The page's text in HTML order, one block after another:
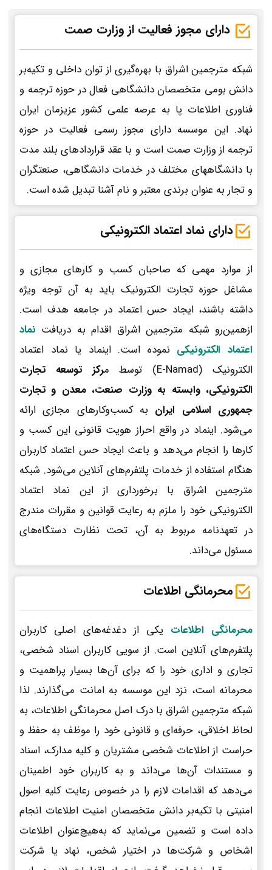
دارای مجوز فعالیت از وزارت صمت
شبکه مترجمین اشراق با بهره‌گیری از توان داخلی و تکیه‌بر
دانش بومی متخصصان دانشگاهی فعال در حوزه ترجمه و
فناوری اطلاعات پا به عرصه علمی کشور عزیزمان ایران
نهاد. این موسسه دارای مجوز رسمی فعالیت در حوزه
ترجمه از وزارت صمت است و با عقد قراردادهای بلند مدت
با دانشگاههای مختلف در خدمات دانشگاهی، صنعتگران
و تجار به عنوان برندی معتبر و نام آشنا تبدیل شده است.
دارای نماد اعتماد الکترونیکی
از موارد مهمی که صاحبان کسب و کارهای مجازی و
مشاغل حوزه تجارت الکترونیک باید به آن توجه ویژه
داشته باشند، ایجاد حس اعتماد در جامعه هدف است.
ازهمین‌رو شبکه مترجمین اشراق اقدام به دریافت نماد
اعتماد الکترونیکی نموده است. اینماد یا نماد اعتماد
الکترونیک (E-Namad) توسط م
رکز توسعه تجارت
الکترونیکی، وابسته به وزارت صنعت، معدن و تجارت
جمهوری اسلامی ایران به کسب‌وکارهای مجازی ارائه
می‌شود. اینماد در واقع احراز هویت قانونی این کسب و
کارها را انجام می‌دهد و باعث ایجاد حس اعتماد کاربران
هنگام استفاده از خدمات پلتفرم‌های آنلاین می‌شود. شبکه
مترجمین اشراق با برخورداری از این نماد اعتماد
الکترونیکی خود را ملزم به رعایت قوانین و مقررات مندرج
در تعهدنامه مربوط به آن، تحت نظارت دستگاه‌های
مسئول می‌داند.
محرمانگی اطلاعات
محرمانگی اطلاعات یکی از دغدغه‌های اصلی کاربران
پلتفرم‌های آنلاین است. از سویی کاربران اسناد شخصی،
تجاری و اداری خود را که برای آن‌ها بسیار پراهمیت و
محرمانه است، نزد این موسسه به امانت می‌گذارند. لذا
شبکه مترجمین اشراق با درک اصل محرمانگی اطلاعات، به
لحاظ اخلاقی، حرفه‌ای و قانونی خود را موظف به حفظ و
حراست از اطلاعات شخصی مشتریان و کلیه مدارک، اسناد
و مستندات آن‌ها می‌داند و به کاربران خود اطمینان
می‌دهد که اقدامات لازم را در خصوص رعایت کلیه اصول
امنیتی با تکیه‌بر دانش متخصصان امنیت اطلاعات انجام
داده است و تضمین می‌نماید که به‌هیچ‌عنوان اطلاعات
اشخاص و شرکت‌ها در اختیار شخص، نهاد یا شرکت